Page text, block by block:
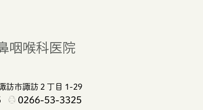
訪市諏訪２丁目 1-29
0266-53-3325